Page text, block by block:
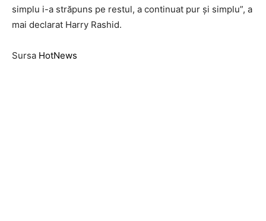
simplu i-a străpuns pe restul, a continuat pur și simplu”, a
mai declarat Harry Rashid.
Sursa HotNews